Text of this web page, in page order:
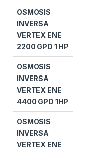
OSMOSIS
INVERSA
VERTEX ENE
2200 GPD 1 HP
OSMOSIS
INVERSA
VERTEX ENE
4400 GPD 1HP
OSMOSIS
INVERSA
VERTEX ENE